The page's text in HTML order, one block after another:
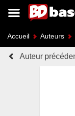
Accueil Auteurs
Auteur